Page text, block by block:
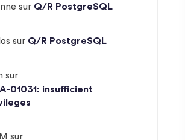
sur Q/R PostgreSQL
sur Q/R PostgreSQL
sur
01031: insufficient
sur